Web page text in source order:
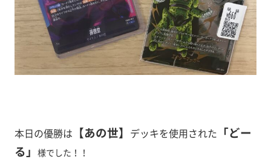
本日の優勝は 【あの世】 デッキを使用された 「どー
る 」 様でした！！